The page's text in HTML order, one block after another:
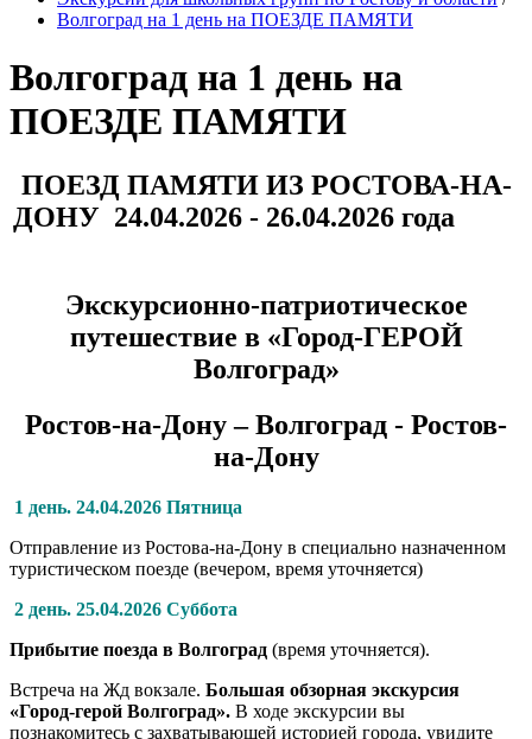
Волгоград на 1 день на ПОЕЗДЕ ПАМЯТИ
Волгоград на 1 день на
ПОЕЗДЕ ПАМЯТИ
ПОЕЗД ПАМЯТИ ИЗ РОСТОВА-НА-
ДОНУ 24.04.2026 - 26.04.2026 года
Экскурсионно-патриотическое
путешествие в «Город-ГЕРОЙ
Волгоград»
Ростов-на-Дону – Волгоград - Ростов-
на-Дону
1 день. 24.04.2026 Пятница
Отправление из Ростова-на-Дону в специально назначенном
туристическом поезде (вечером, время уточняется)
2 день. 25.04.2026 Суббота
Прибытие поезда в Волгоград (время уточняется).
Встреча на Жд вокзале. Большая обзорная экскурсия
«Город-герой Волгоград». В ходе экскурсии вы
познакомитесь с захватывающей историей города, увидите